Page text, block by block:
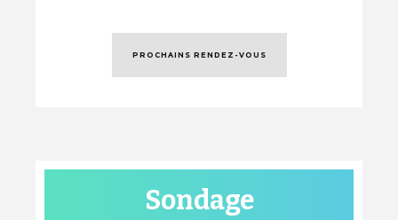
PROCHAINS RENDEZ-VOUS
Sondage